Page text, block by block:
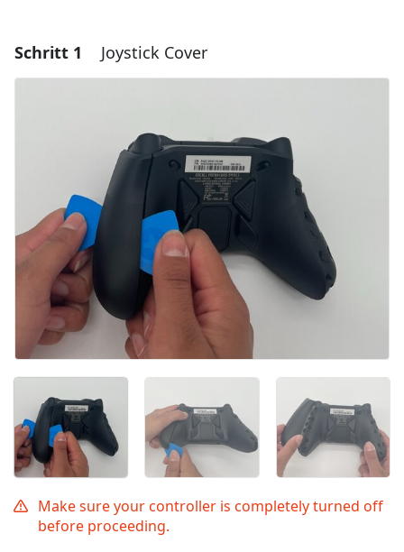
Schritt 1 Joystick Cover
Make sure your controller is completely turned off
before proceeding.